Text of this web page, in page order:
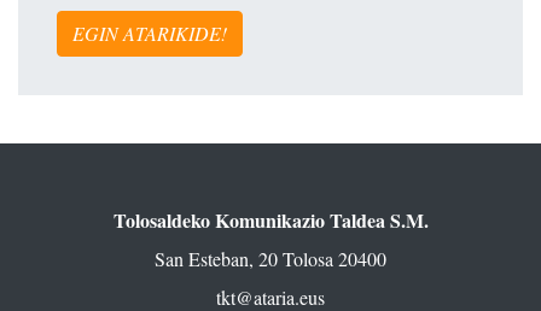
EGIN ATARIKIDE!
Tolosaldeko Komunikazio Taldea S.M.
San Esteban, 20 Tolosa 20400
tkt@ataria.eus